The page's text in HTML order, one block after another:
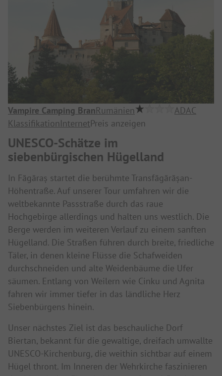
Vampire Camping BranRumänien
ADAC
KlassifikationInternetPreis anzeigen
UNESCO-Schätze im
siebenbürgischen Hügelland
In Făgăraș startet die berühmte Transfăgărășan-
Höhentraße. Auf unserer Tour umfahren wir die
weltbekannte Passstraße durch das raue
Hochgebirge allerdings und halten uns westlich. Die
Berge werden im weiteren Verlauf zu einem sanften
Hügelland. Die Straßen führen durch breite, friedliche
Täler, in denen kleine Flüsse die Schafweiden
durchschneiden und alte Weidenbäume die Ufer
säumen. Entlang von Weilern wie Cinku und Agnita
fahren wir immer tiefer in das ländliche Herz
Siebenbürgens hinein.
Unser nächstes Ziel ist das beschauliche Dorf
Biertan, bekannt für die gewaltige, dreifach umwallte
UNESCO-Kirchenburg, die weithin sichtbar auf einem
Hügel thront. Im Inneren der Wehrkirche faszinieren